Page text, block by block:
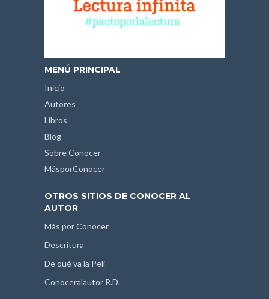
MENÚ PRINCIPAL
Inicio
Autores
Libros
Blog
Sobre Conocer
MásporConocer
OTROS SITIOS DE CONOCER AL
AUTOR
Más por Conocer
Descritura
De qué va la Peli
Conoceralautor R.D.